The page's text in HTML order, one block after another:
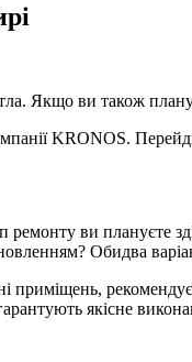
Якщо ви також
KRONOS.
ви плануєте
Обидва
приміщень,
якісне